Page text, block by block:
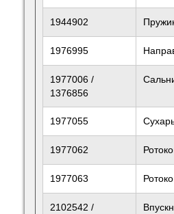
1944902
1976995
1977006 /
1376856
1977055
1977062
1977063
2102542 /